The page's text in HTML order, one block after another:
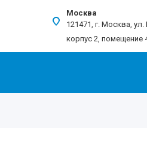
Москва
121471, г. Москва, ул.
корпус 2, помещение